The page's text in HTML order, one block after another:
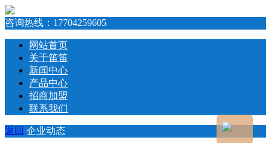
咨询热线： 17704259605
网站首页
关于笛笛
新闻中心
产品中心
招商加盟
联系我们
返回 企业动态